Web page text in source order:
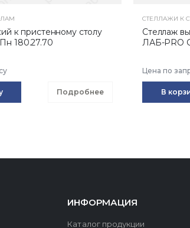
к пристенному столу
180.27.70
Подробнее
СТЕЛЛАЖИ К
Стеллаж
ЛАБ-PRO
Цена по
В
ИНФОРМАЦИЯ
Каталог продукции